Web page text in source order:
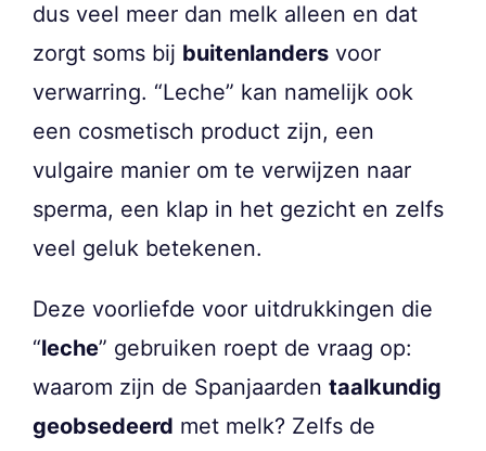
dus veel meer dan melk alleen en dat
zorgt soms bij buitenlanders voor
verwarring. “Leche” kan namelijk ook
een cosmetisch product zijn, een
vulgaire manier om te verwijzen naar
sperma, een klap in het gezicht en zelfs
veel geluk betekenen.
Deze voorliefde voor uitdrukkingen die
“leche” gebruiken roept de vraag op:
waarom zijn de Spanjaarden taalkundig
geobsedeerd met melk? Zelfs de